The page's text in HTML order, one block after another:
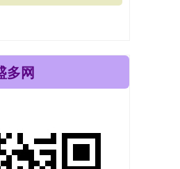
多网